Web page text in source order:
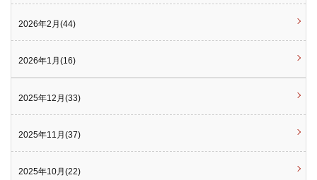
2026年2月(44)
2026年1月(16)
2025年12月(33)
2025年11月(37)
2025年10月(22)